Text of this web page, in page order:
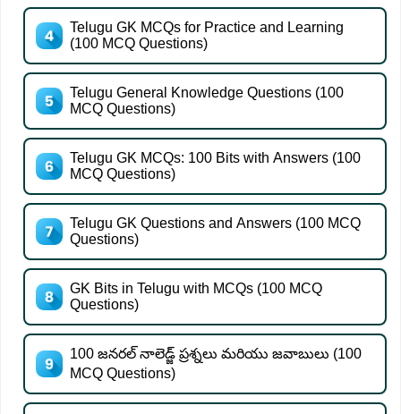
Telugu GK MCQs for Practice and Learning
(100 MCQ Questions)
Telugu General Knowledge Questions (100
MCQ Questions)
Telugu GK MCQs: 100 Bits with Answers (100
MCQ Questions)
Telugu GK Questions and Answers (100 MCQ
Questions)
GK Bits in Telugu with MCQs (100 MCQ
Questions)
100 జనరల్ నాలెడ్జ్ ప్రశ్నలు మరియు జవాబులు (100
MCQ Questions)